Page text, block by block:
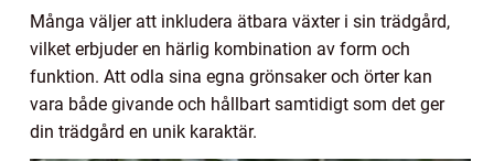
Många väljer att inkludera ätbara växter i sin trädgård,
vilket erbjuder en härlig kombination av form och
funktion. Att odla sina egna grönsaker och örter kan
vara både givande och hållbart samtidigt som det ger
din trädgård en unik karaktär.